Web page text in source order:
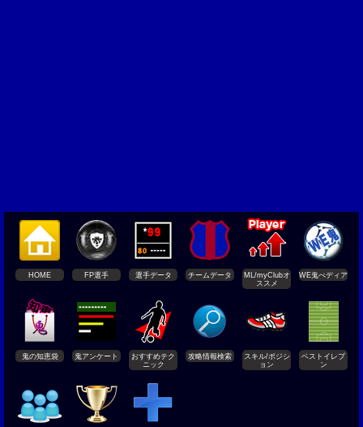
HOME FP選手 選手データ チームデータ
ML/myClubオ
ススメ
WE鬼ぺディア
鬼の知恵袋 鬼アンケート
おすすめテク
ニック
攻略情報検索
スキル/ポジシ
ョン
ベストイレブ
ン